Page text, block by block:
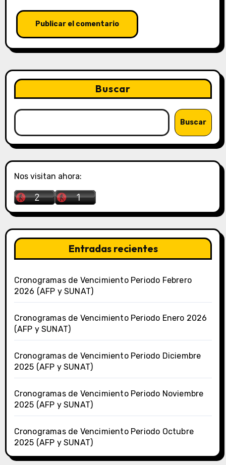
Buscar
Buscar
Nos visitan ahora:
Entradas recientes
Cronogramas de Vencimiento Periodo Febrero
2026 (AFP y SUNAT)
Cronogramas de Vencimiento Periodo Enero 2026
(AFP y SUNAT)
Cronogramas de Vencimiento Periodo Diciembre
2025 (AFP y SUNAT)
Cronogramas de Vencimiento Periodo Noviembre
2025 (AFP y SUNAT)
Cronogramas de Vencimiento Periodo Octubre
2025 (AFP y SUNAT)